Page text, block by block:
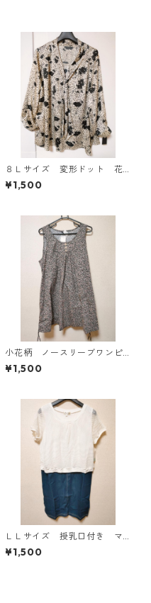
８Ｌサイズ 変形ドット 花
柄 ボウタイブラウス オフ
ホワイト KAE-4770
¥1,500
小花柄 ノースリーブワンピ
ース ４Ｌ ブラック KAE-
4819
¥1,500
ＬＬサイズ 授乳口付き マ
タニティ ドッキングワンピ
ース ホワイト×ブルー KAE
¥1,500